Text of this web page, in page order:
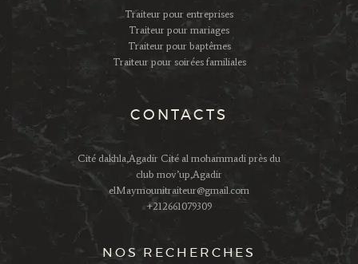
Traiteur pour entreprises
Traiteur pour mariages
Traiteur pour baptêmes
Traiteur pour soirées familiales
CONTACTS
Cité dakhla,Agadir Cité al mohammadi près du
club mov’up,Agadir
elMaymounitraiteur@gmail.com
+212661079309
NOS RECHERCHES